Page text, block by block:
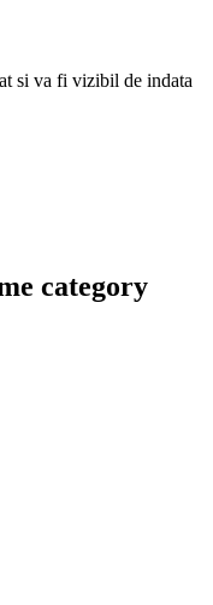
si va fi vizibil de indata
category